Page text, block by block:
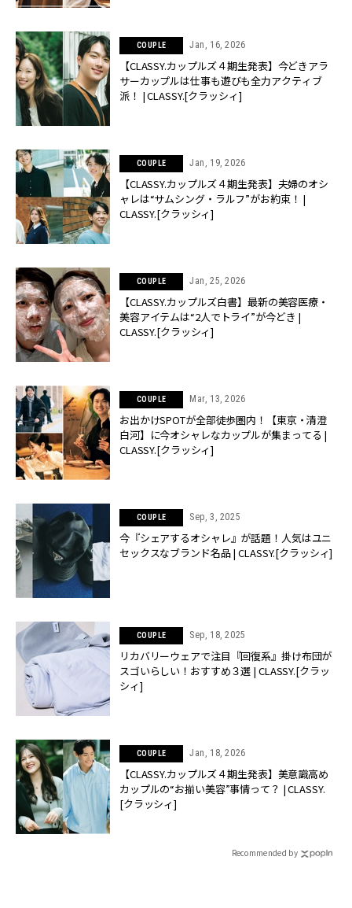
COUPLE Jan, 16, 2026
【CLASSY.カップルズ４期生発表】今どきアラ
サーカップルは仕事も遊びも全力アクティブ
派！ | CLASSY.[クラッシィ]
COUPLE Jan, 19, 2026
【CLASSY.カップルズ４期生発表】夫婦のオシ
ャレは“サムシング・ラルフ”がお約束！ |
CLASSY.[クラッシィ]
COUPLE Jan, 25, 2026
【CLASSY.カップルズ白書】最新の美容医療・
美容アイテムは“2人でトライ”が今どき |
CLASSY.[クラッシィ]
COUPLE Mar, 13, 2026
お出かけSPOTが全部徒歩圏内！【東京・清澄
白河】に今オシャレなカップルが集まってる |
CLASSY.[クラッシィ]
COUPLE Sep, 3, 2025
今『シェアするオシャレ』が話題！人気はユニ
セックスなブランド名品 | CLASSY.[クラッシィ]
COUPLE Sep, 18, 2025
リカバリーウェアで注目『回復系』掛け布団が
スゴいらしい！おすすめ３選 | CLASSY.[クラッ
シィ]
COUPLE Jan, 18, 2026
【CLASSY.カップルズ４期生発表】美意識高め
カップルの“お揃い美容”事情って？ | CLASSY.
[クラッシィ]
Recommended by